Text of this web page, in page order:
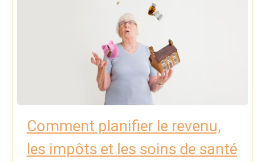
Comment planifier le revenu,
les impôts et les soins de santé